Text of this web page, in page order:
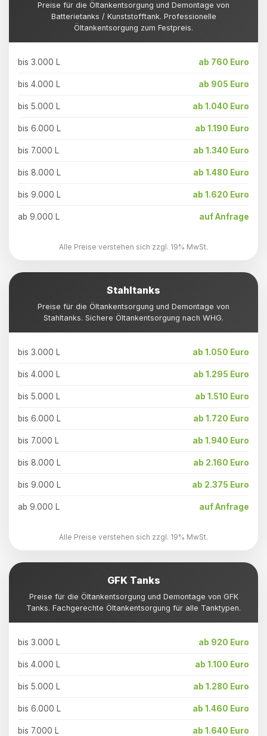
Preise für die Öltankentsorgung und Demontage von
Batterietanks / Kunststofftank. Professionelle
Öltankentsorgung zum Festpreis.
bis 3.000 L ab 760 Euro
bis 4.000 L ab 905 Euro
bis 5.000 L ab 1.040 Euro
bis 6.000 L ab 1.190 Euro
bis 7.000 L ab 1.340 Euro
bis 8.000 L ab 1.480 Euro
bis 9.000 L ab 1.620 Euro
ab 9.000 L auf Anfrage
Alle Preise verstehen sich zzgl. 19% MwSt.
Stahltanks
Preise für die Öltankentsorgung und Demontage von
Stahltanks. Sichere Öltankentsorgung nach WHG.
bis 3.000 L ab 1.050 Euro
bis 4.000 L ab 1.295 Euro
bis 5.000 L ab 1.510 Euro
bis 6.000 L ab 1.720 Euro
bis 7.000 L ab 1.940 Euro
bis 8.000 L ab 2.160 Euro
bis 9.000 L ab 2.375 Euro
ab 9.000 L auf Anfrage
Alle Preise verstehen sich zzgl. 19% MwSt.
GFK Tanks
Preise für die Öltankentsorgung und Demontage von GFK
Tanks. Fachgerechte Öltankentsorgung für alle Tanktypen.
bis 3.000 L ab 920 Euro
bis 4.000 L ab 1.100 Euro
bis 5.000 L ab 1.280 Euro
bis 6.000 L ab 1.460 Euro
bis 7.000 L ab 1.640 Euro